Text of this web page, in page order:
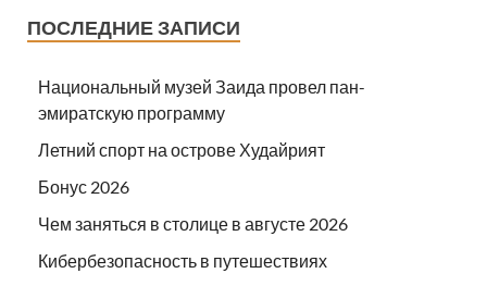
ПОСЛЕДНИЕ ЗАПИСИ
Национальный музей Заида провел пан-
эмиратскую программу
Летний спорт на острове Худайрият
Бонус 2026
Чем заняться в столице в августе 2026
Кибербезопасность в путешествиях